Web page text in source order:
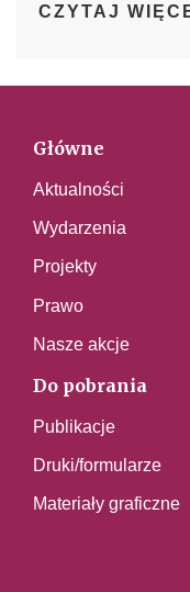
CZYTAJ
Główne
Aktualności
Wydarzenia
Projekty
Prawo
Nasze akcje
Do pobrania
Publikacje
Druki/formularze
Materiały graficzne